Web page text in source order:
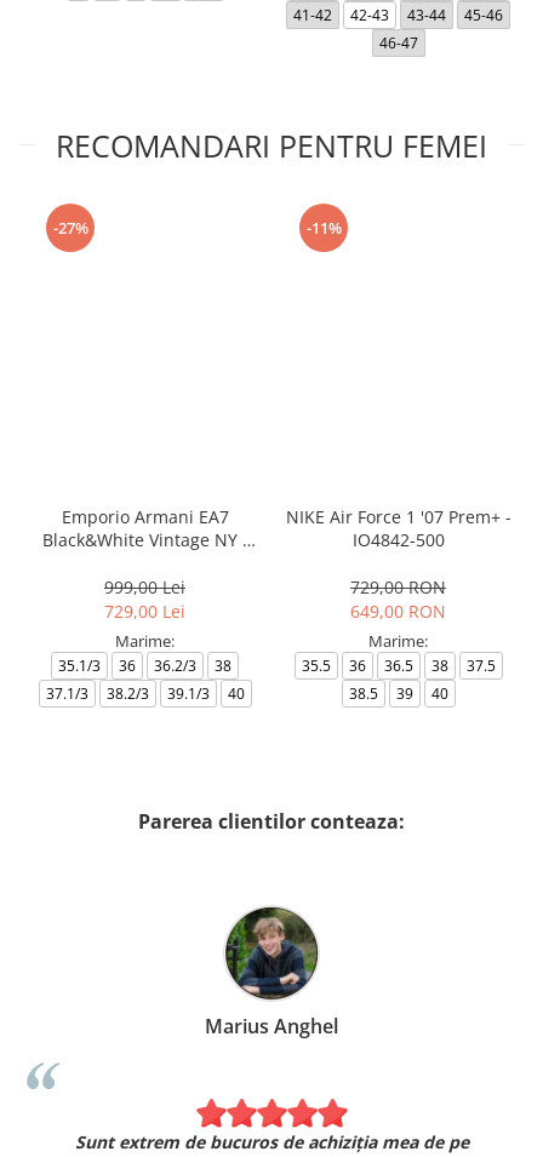
41-42
42-43 43-44
45-46
46-47
RECOMANDARI PENTRU FEMEI
-27%
Emporio Armani EA7
Black&White Vintage NY -
999,00 Lei
729,00 Lei
Marime:
35.1/3 36 36.2/3
38
37.1/3
38.2/3 39.1/3 40
-11%
NIKE Air Force 1 '07 Prem+ -
IO4842-500
729,00 RON
649,00 RON
Marime:
35.5 36 36.5 38
37.5
38.5
39 40
Parerea clientilor conteaza:
Marius Anghel
Sunt extrem de bucuros de achiziția mea de pe